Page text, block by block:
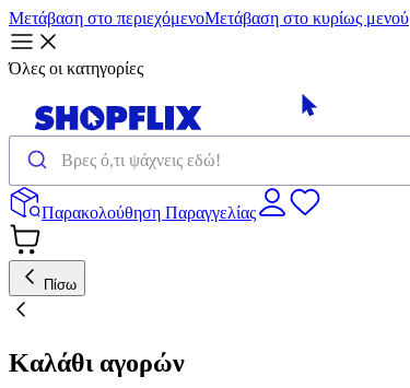
Μετάβαση στο περιεχόμενοΜετάβαση στο κυρίως μενού
Όλες οι κατηγορίες
Παρακολούθηση Παραγγελίας
Πίσω
Καλάθι αγορών